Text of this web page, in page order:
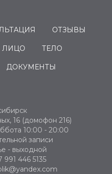
ОТЗЫВЫ
ЛИЦО ТЕЛО
ДОКУМЕНТЫ
16 (домофон 216)
10:00 - 20:00
записи
- выходной
446 5135